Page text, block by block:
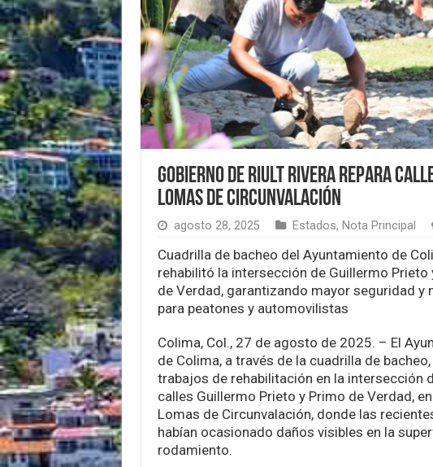
Gobierno de Riult Rivera repara
Lomas de Circunvalación
agosto 28, 2025 Estados, Nota Principal
Cuadrilla de bacheo del Ayuntamiento de
rehabilitó la intersección de Guillermo Prieto
de Verdad, garantizando mayor seguridad y
para peatones y automovilistas
Colima, Col., 27 de agosto de 2025. – El
de Colima, a través de la cuadrilla de
trabajos de rehabilitación en la intersección
calles Guillermo Prieto y Primo de Verdad,
Lomas de Circunvalación, donde las
habían ocasionado daños visibles en la
rodamiento.